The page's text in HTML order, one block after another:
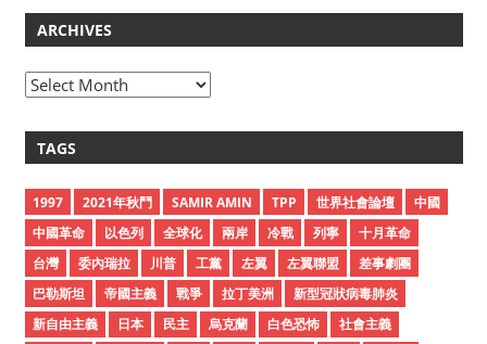
ARCHIVES
A
h
v
e
s
TAGS
1997 2021年秋鬥 SAMIR AMIN TPP 世界社會論壇
中國
中國革命
以色列 全球化 兩岸 冷戰 列寧
十月革命
台灣
委內瑞拉 川普 工黨 左翼 左翼聯盟
差事劇團
巴勒斯坦
帝國主義 戰爭 拉丁美洲
新型冠狀病毒肺炎
新自由主義
日本 民主 烏克蘭 白色恐怖
社會主義